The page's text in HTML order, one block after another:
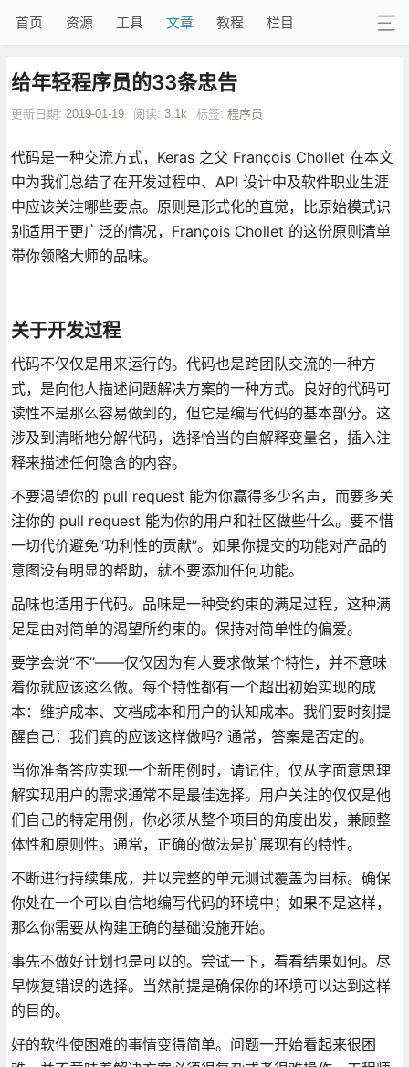
首页 资源 工具 文章 教程 栏目
给年轻程序员的33条忠告
更新日期: 2019-01-19 阅读: 3.1k 标签: 程序员
代码是一种交流方式，Keras 之父 François Chollet 在本文
中为我们总结了在开发过程中、API 设计中及软件职业生涯
中应该关注哪些要点。原则是形式化的直觉，比原始模式识
别适用于更广泛的情况，François Chollet 的这份原则清单
带你领略大师的品味。
关于开发过程
代码不仅仅是用来运行的。代码也是跨团队交流的一种方
式，是向他人描述问题解决方案的一种方式。良好的代码可
读性不是那么容易做到的，但它是编写代码的基本部分。这
涉及到清晰地分解代码，选择恰当的自解释变量名，插入注
释来描述任何隐含的内容。
不要渴望你的 pull request 能为你赢得多少名声，而要多关
注你的 pull request 能为你的用户和社区做些什么。要不惜
一切代价避免“功利性的贡献”。如果你提交的功能对产品的
意图没有明显的帮助，就不要添加任何功能。
品味也适用于代码。品味是一种受约束的满足过程，这种满
足是由对简单的渴望所约束的。保持对简单性的偏爱。
要学会说“不”——仅仅因为有人要求做某个特性，并不意味
着你就应该这么做。每个特性都有一个超出初始实现的成
本：维护成本、文档成本和用户的认知成本。我们要时刻提
醒自己：我们真的应该这样做吗? 通常，答案是否定的。
当你准备答应实现一个新用例时，请记住，仅从字面意思理
解实现用户的需求通常不是最佳选择。用户关注的仅仅是他
们自己的特定用例，你必须从整个项目的角度出发，兼顾整
体性和原则性。通常，正确的做法是扩展现有的特性。
不断进行持续集成，并以完整的单元测试覆盖为目标。确保
你处在一个可以自信地编写代码的环境中；如果不是这样，
那么你需要从构建正确的基础设施开始。
事先不做好计划也是可以的。尝试一下，看看结果如何。尽
早恢复错误的选择。当然前提是确保你的环境可以达到这样
的目的。
好的软件使困难的事情变得简单。问题一开始看起来很困